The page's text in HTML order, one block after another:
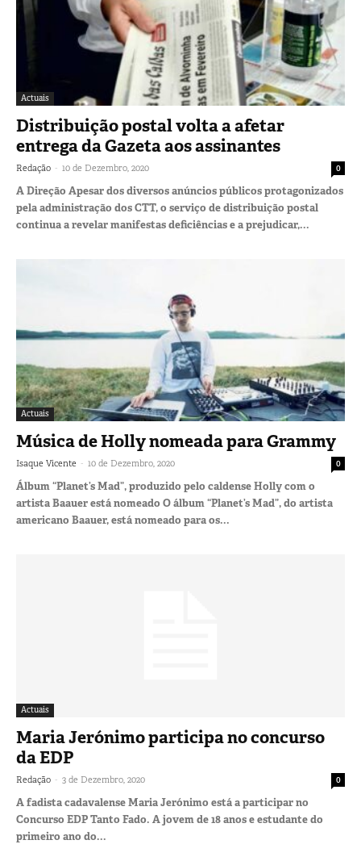
Actuais
Distribuição postal volta a afetar
entrega da Gazeta aos assinantes
Redação - 10 de Dezembro, 2020 0
A Direção Apesar dos diversos anúncios públicos protagonizados
pela administração dos CTT, o serviço de distribuição postal
continua a revelar manifestas deficiências e a prejudicar,...
Actuais
Música de Holly nomeada para Grammy
Isaque Vicente - 10 de Dezembro, 2020 0
Álbum “Planet’s Mad”, produzido pelo caldense Holly com o
artista Baauer está nomeado O álbum “Planet’s Mad”, do artista
americano Baauer, está nomeado para os...
Actuais
Maria Jerónimo participa no concurso
da EDP
Redação - 3 de Dezembro, 2020 0
A fadista cadavalense Maria Jerónimo está a participar no
Concurso EDP Tanto Fado. A jovem de 18 anos e estudante do
primeiro ano do...